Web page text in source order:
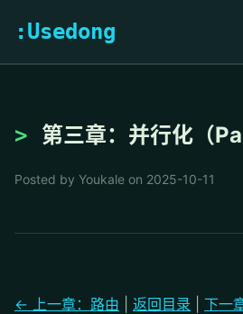
:Usedong
第三章：并行化（
Posted by Youkale on 2025-10-11
← 上一章：路由 返回目录 下一